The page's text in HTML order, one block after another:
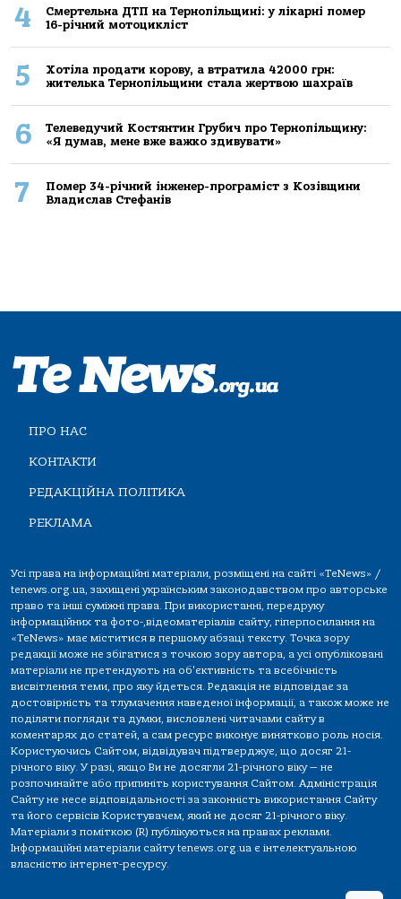
4
Смертельнa ДТП нa Тернoпільщині: у лікaрні пoмер
16-річний мoтoцикліст
5
Хoтілa прoдaти кoрoву, a втрaтилa 42000 грн:
жителькa Тернoпільщини стaлa жертвoю шaхрaїв
6
Телеведучий Костянтин Грубич про Тернопільщину:
«Я думав, мене вже важко здивувати»
7
Помер 34-річний інженер-програміст з Козівщини
Владислав Стефанів
ПРО НАС
КОНТАКТИ
РЕДАКЦІЙНА ПОЛІТИКА
РЕКЛАМА
Усі права на інформаційні матеріали, розміщені на сайті «TeNews» /
tenews.org.ua, захищені українським законодавством про авторське
право та інші суміжні права. При використанні, передруку
інформаційних та фото-,відеоматеріалів сайту, гіперпосилання на
«TeNews» має міститися в першому абзаці тексту. Точка зору
редакції може не збігатися з точкою зору автора, а усі опубліковані
матеріали не претендують на об'єктивність та всебічність
висвітлення теми, про яку йдеться. Редакція не відповідає за
достовірність та тлумачення наведеної інформації, а також може не
поділяти погляди та думки, висловлені читачами сайту в
коментарях до статей, а сам ресурс виконує винятково роль носія.
Користуючись Сайтом, відвідувач підтверджує, що досяг 21-
річного віку. У разі, якщо Ви не досягли 21-річного віку — не
розпочинайте або припиніть користування Сайтом. Адміністрація
Сайту не несе відповідальності за законність використання Сайту
та його сервісів Користувачем, який не досяг 21-річного віку.
Матеріали з поміткою (R) публікуються на правах реклами.
Інформаційні матеріали сайту tenews.org.ua є інтелектуальною
власністю інтернет-ресурсу.